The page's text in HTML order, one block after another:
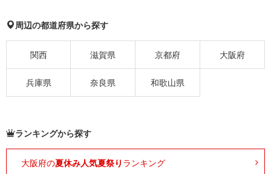
周辺の都道府県から探す
関西 滋賀県 京都府 大阪府
兵庫県 奈良県 和歌山県
ランキングから探す
大阪府の夏休み人気夏祭り ランキング